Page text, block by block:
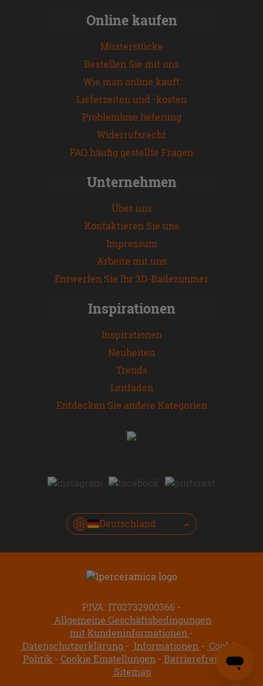
Online kaufen
Musterstücke
Bestellen Sie mit uns
Wie man online kauft
Lieferzeiten und -kosten
Problemlose lieferung
Widerrufsrecht
FAQ häufig gestellte Fragen
Unternehmen
Über uns
Kontaktieren Sie uns
Impressum
Arbeite mit uns
Entwerfen Sie Ihr 3D-Badezimmer
Inspirationen
Inspirationen
Neuheiten
Trends
Leitfaden
Entdecken Sie andere Kategorien
Deutschland
P.IVA: IT02732900366
Allgemeine Geschäftsbedingungen
mit Kundeninformationen
Datenschutzerklärung
Informationen
Cookie-
Politik
Cookie Einstellungen
Barrierefreiheit
Sitemap